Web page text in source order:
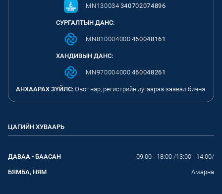
MN130034 340702074896
СУРГАЛТЫН ДАНС:
MN810004000 460048161
ХАНДИВЫН ДАНС:
MN970004000 460048261
АНХААРАХ ЗҮЙЛС:Овог нэр, регистрийн дугаараа заавал бичнэ.
ЦАГИЙН ХУВААРЬ
ДАВАА - БААСАН 09:00 - 18:00 /13:00 - 14:00/
БЯМБА, НЯМ Амарна